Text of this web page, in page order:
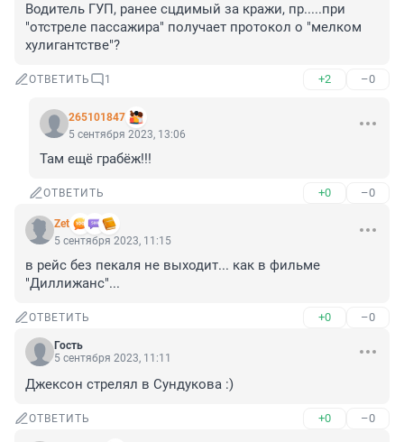
Водитель ГУП, ранее сцдимый за кражи, пр.....при
"отстреле пассажира" получает протокол о "мелком
хулигантстве"?
ОТВЕТИТЬ 1 +2 –0
265101847
5 сентября 2023, 13:06
Там ещё грабёж!!!
ОТВЕТИТЬ +0 –0
Zet
5 сентября 2023, 11:15
в рейс без пекаля не выходит... как в фильме
"Диллижанс"...
ОТВЕТИТЬ +0 –0
Гость
5 сентября 2023, 11:11
Джексон стрелял в Сундукова :)
ОТВЕТИТЬ +0 –0